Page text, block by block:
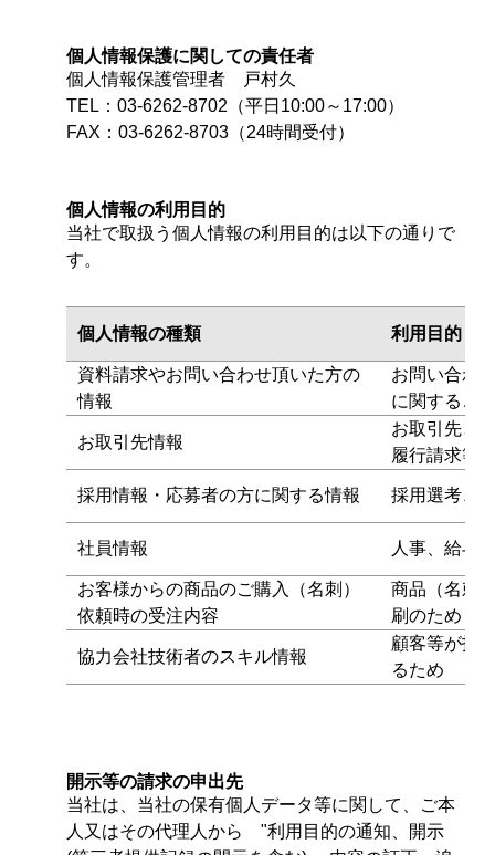
個人情報保護に関しての責任者
個人情報保護管理者 戸村久
TEL：03-6262-8702（平日10:00～17:00）
FAX：03-6262-8703（24時間受付）
個人情報の利用目的
当社で取扱う個人情報の利用目的は以下の通りで
す。
個人情報の種類 利用 目的
資料請求やお問い合わせ頂いた方の
情報
お問い合わ
に関するご
お取引先情報
お取引先と
履行請求等
採用情報・応募者の方に関する情報 採用選考、
社員情報 人事、給与
お客様からの商品のご購入（名刺）
依頼時の受注内容
商品（名刺
刷のため
協力会社技術者のスキル情報
顧客等が技
るため
開示等の請求の申出先
当社は、当社の保有個人データ等に関して、ご本
人又はその代理人から "利用目的の通知、開示